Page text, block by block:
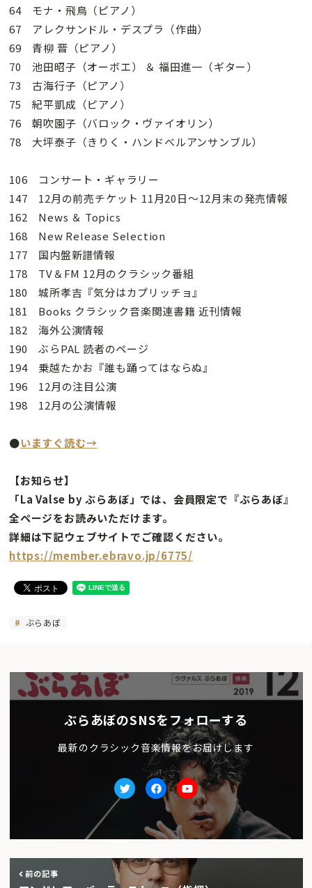
64 モナ・飛鳥（ピアノ）
67 アレクサンドル・デスプラ（作曲）
69 青柳 晋（ピアノ）
70 池田昭子（オーボエ） ＆ 福田進一（ギター）
73 古海行子（ピアノ）
75 紀平凱成（ピアノ）
76 朝吹園子（バロック・ヴァイオリン）
78 大坪泰子（きりく・ハンドベルアンサンブル）
106 コンサート・ギャラリー
147 12月の前売チケット 11月20日～12月末の発売情報
162 News ＆ Topics
168 New Release Selection
177 国内盤新譜情報
178 TV＆FM 12月のクラシック番組
180 城所孝吉『気分はカプリッチョ』
181 Books クラシック音楽関連書籍 近刊情報
182 海外公演情報
190 ぶらPAL 読者のページ
194 乗越たかお『誰も踊ってはならぬ』
196 12月の注目公演
198 12月の公演情報
●いますぐ読む→
【お知らせ】
「La Valse by ぶらあぼ」では、会員限定で『ぶらあぼ』
全ページをお読みいただけます。
詳細は下記ウェブサイトでご確認ください。
https://member.ebravo.jp/6775/
ぶらあぼ
ぶらあぼのSNSをフォローする
最新のクラシック音楽情報をお届けします
TwitterfacebookYoutube
前の記事